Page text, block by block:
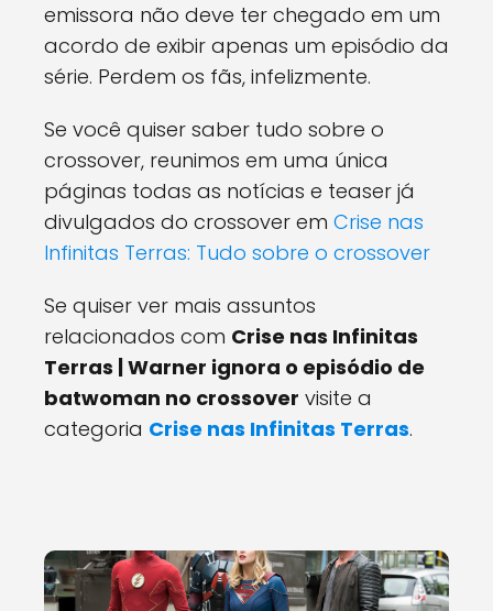
emissora não deve ter chegado em um
acordo de exibir apenas um episódio da
série. Perdem os fãs, infelizmente.
Se você quiser saber tudo sobre o
crossover, reunimos em uma única
páginas todas as notícias e teaser já
divulgados do crossover em Crise nas
Infinitas Terras: Tudo sobre o crossover
Se quiser ver mais assuntos
relacionados com Crise nas Infinitas
Terras | Warner ignora o episódio de
batwoman no crossover visite a
categoria Crise nas Infinitas Terras.